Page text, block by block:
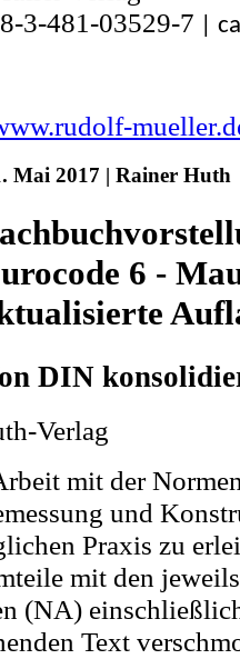
3-481-03529-7 |
Mai 2017 | Rainer Huth
6 -
DIN
Verlag
mit der
und
Praxis zu
mit den
(NA)
Text